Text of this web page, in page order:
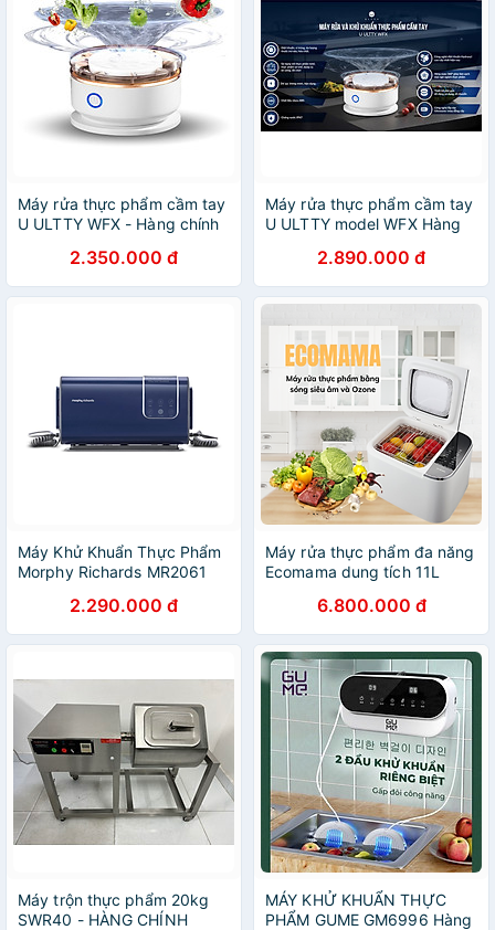
Máy rửa thực phẩm cầm tay
U ULTTY WFX - Hàng chính
2.350.000 đ
Máy rửa thực phẩm cầm tay
U ULTTY model WFX Hàng
2.890.000 đ
Máy Khử Khuẩn Thực Phẩm
Morphy Richards MR2061
Cá Hải Sản, Sục Ozone Rửa
Thực Phẩm 2 in 1, Hàng
Chính Hãng
2.290.000 đ
Máy rửa thực phẩm đa năng
Ecomama dung tích 11L
siêu âm Công suất 65w -
Hàng chính hãng
6.800.000 đ
Máy trộn thực phẩm 20kg
SWR40 - HÀNG CHÍNH
MÁY KHỬ KHUẨN THỰC
PHẨM GUME GM6996 Hàng